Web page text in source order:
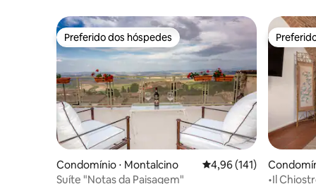
Preferido dos hóspedes
Preferido dos hóspedes
Condomínio ⋅ Montalcino 4,96 de uma avaliação
4,96 (141)
Suíte "Notas da Paisagem"
•Il